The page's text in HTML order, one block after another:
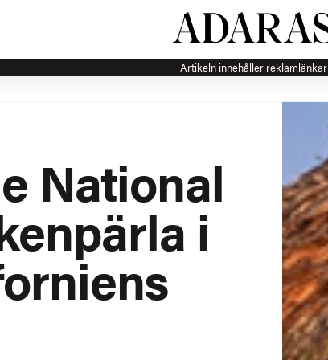
Artikeln innehåller reklamlänkar
National
i